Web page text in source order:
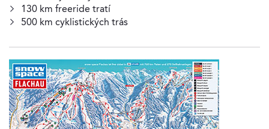
130 km freeride tratí
500 km cyklistických trás